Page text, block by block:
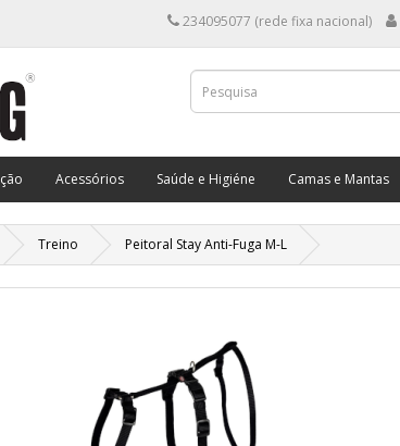
234095077 (rede fixa nacional)
Acessórios Saúde e Higiéne Camas e Mantas
Treino Peitoral Stay Anti-Fuga M-L